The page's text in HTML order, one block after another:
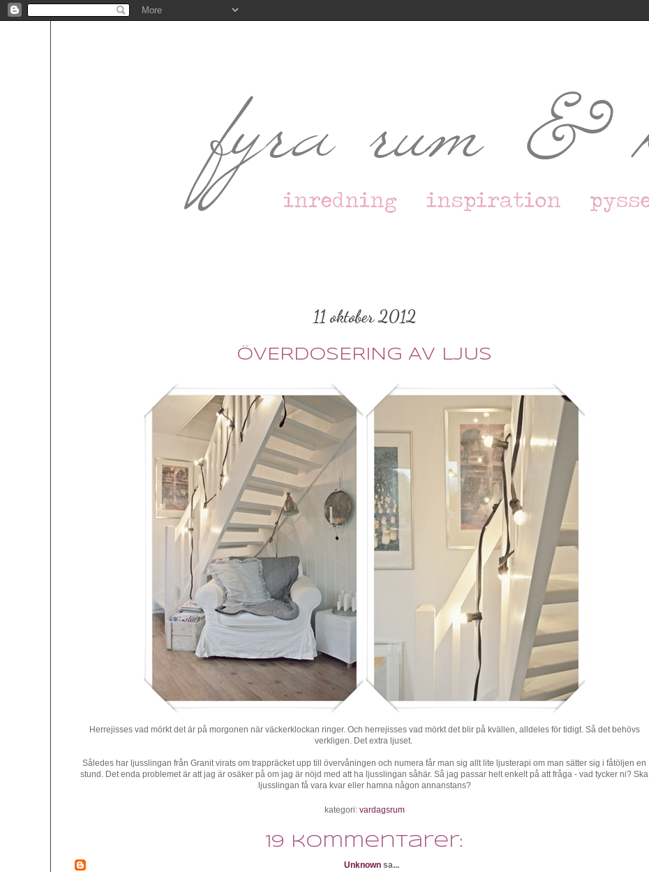
11 oktober 2012
ÖVERDOSERING AV LJUS
Herrejisses vad mörkt det är på morgonen när väckerklockan ringer. Och herrejisses vad mörkt det blir på kvällen, alldeles för tidigt. Så det behövs
verkligen. Det extra ljuset.
Således har ljusslingan från Granit virats om trappräcket upp till övervåningen och numera får man sig allt lite ljusterapi om man sätter sig i fåtöljen en
stund. Det enda problemet är att jag är osäker på om jag är nöjd med att ha ljusslingan såhär. Så jag passar helt enkelt på att fråga - vad tycker ni? Ska
ljusslingan få vara kvar eller hamna någon annanstans?
kategori: vardagsrum
19 kommentarer:
Unknownsa...